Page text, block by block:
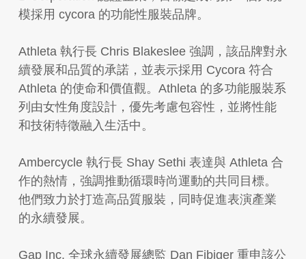
模採用 cycora 的功能性服裝品牌。
Athleta 執行長 Chris Blakeslee 強調，該品牌對永
續發展和品質的承諾，並表示採用 Cycora 符合
Athleta 的使命和價值觀。Athleta 的多功能服裝系
列由女性角度設計，優先考慮包容性，並將性能
和技術特徵融入生活中。
Ambercycle 執行長 Shay Sethi 表達與 Athleta 合
作的熱情，強調推動循環時尚運動的共同目標。
他們致力於打造高品質服裝，同時促進表演產業
的永續發展。
Gap Inc. 全球永續發展總監 Dan Fibiger 重申該公